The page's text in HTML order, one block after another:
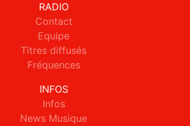
RADIO
Contact
Equipe
Titres diffusés
Fréquences
INFOS
Infos
News Musique